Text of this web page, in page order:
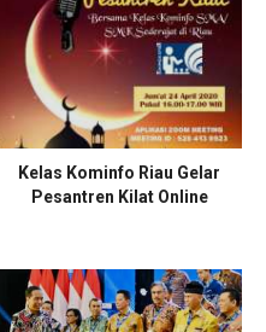
Kelas Kominfo Riau Gelar
Pesantren Kilat Online